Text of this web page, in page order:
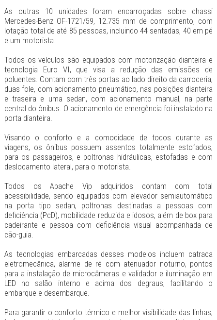
As outras 10 unidades foram encarroçadas sobre chassi
Mercedes-Benz OF-1721/59, 12.735 mm de comprimento, com
lotação total de até 85 pessoas, incluindo 44 sentadas, 40 em pé
e um motorista.
Todos os veículos são equipados com motorização dianteira e
tecnologia Euro VI, que visa a redução das emissões de
poluentes. Contam com três portas ao lado direito da carroceria,
duas fole, com acionamento pneumático, nas posições dianteira
e traseira e uma sedan, com acionamento manual, na parte
central do ônibus. O acionamento de emergência foi instalado na
porta dianteira.
Visando o conforto e a comodidade de todos durante as
viagens, os ônibus possuem assentos totalmente estofados,
para os passageiros, e poltronas hidráulicas, estofadas e com
deslocamento lateral, para o motorista.
Todos os Apache Vip adquiridos contam com total
acessibilidade, sendo equipados com elevador semiautomático
na porta tipo sedan, poltronas destinadas a pessoas com
deficiência (PcD), mobilidade reduzida e idosos, além de box para
cadeirante e pessoa com deficiência visual acompanhada de
cão-guia.
As tecnologias embarcadas desses modelos incluem catraca
eletromecânica, alarme de ré com atenuador noturno, pontos
para a instalação de microcâmeras e validador e iluminação em
LED no salão interno e acima dos degraus, facilitando o
embarque e desembarque.
Para garantir o conforto térmico e melhor visibilidade das linhas,